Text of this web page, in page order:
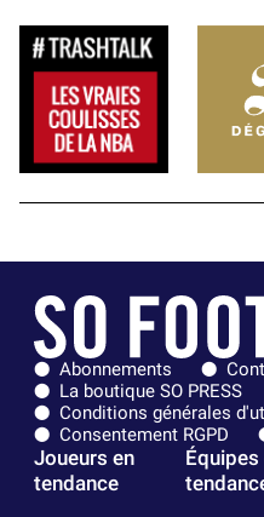
Abonnements
La boutique SO PRESS
Conditions générales
Consentement RGPD
Joueurs en
tendance
Équipes